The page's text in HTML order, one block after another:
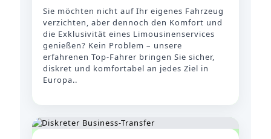
Sie möchten nicht auf Ihr eigenes Fahrzeug
verzichten, aber dennoch den Komfort und
die Exklusivität eines Limousinenservices
genießen? Kein Problem – unsere
erfahrenen Top-Fahrer bringen Sie sicher,
diskret und komfortabel an jedes Ziel in
Europa..